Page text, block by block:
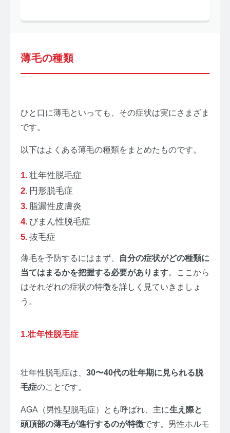
薄毛の種類
ひと口に薄毛といっても、その症状は実にさまざま
です。
以下はよくある薄毛の種類をまとめたものです。
壮年性脱毛症
円形脱毛症
脂漏性皮膚炎
びまん性脱毛症
抜毛症
薄毛を予防するにはまず、
自分の症状がどの種類に
当てはまるかを把握する必要があります。ここから
はそれぞれの症状の特徴を詳しく見ていきましょ
う。
1.壮年性脱毛症
壮年性脱毛症は、 30〜40代の壮年期に見られる脱
毛症のことです。
AGA（男性型脱毛症）とも呼ばれ、主に生え際と
頭頂部の薄毛が進行するのが特徴です。男性ホルモ